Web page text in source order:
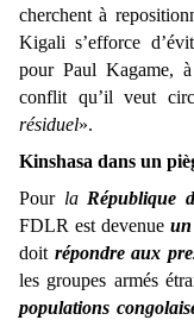
cherchent à
Kigali s’efforce
pour Paul Kagame,
conflit qu’il veut
résiduel».
Kinshasa dans un
Pour la République
FDLR est devenue un
doit répondre aux
les groupes armés
populations